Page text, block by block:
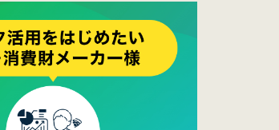
ります。
ウレコンでブログ掲載が始まりまし
た。ぜひご覧ください。
ウレコンのサイト機能を大幅バージ
ョンアップ。詳細はこちら。⇒
ページへ